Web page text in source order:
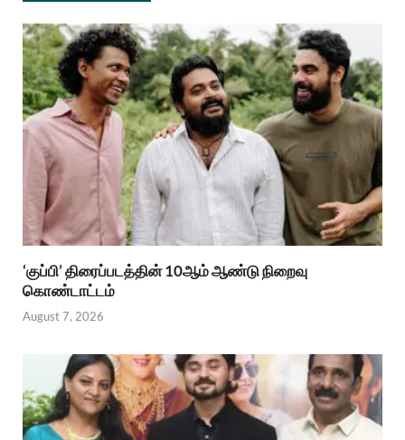
‘குப்பி’ திரைப்படத்தின் 10ஆம் ஆண்டு நிறைவு
கொண்டாட்டம்
August 7, 2026